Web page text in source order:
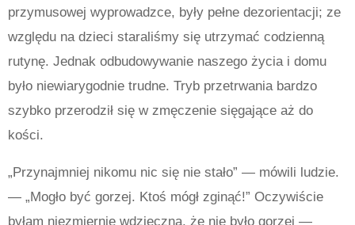
przymusowej wyprowadzce, były pełne dezorientacji; ze
względu na dzieci staraliśmy się utrzymać codzienną
rutynę. Jednak odbudowywanie naszego życia i domu
było niewiarygodnie trudne. Tryb przetrwania bardzo
szybko przerodził się w zmęczenie sięgające aż do
kości.
„Przynajmniej nikomu nic się nie stało” — mówili ludzie.
— „Mogło być gorzej. Ktoś mógł zginąć!” Oczywiście
byłam niezmiernie wdzięczna, że nie było gorzej —